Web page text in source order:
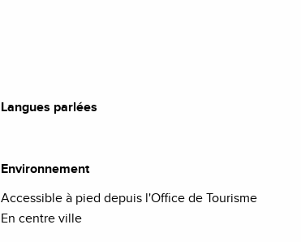
Langues parlées
Langues parlées
Environnement
Environnement
Accessible à pied depuis l'Office de Tourisme
En centre ville